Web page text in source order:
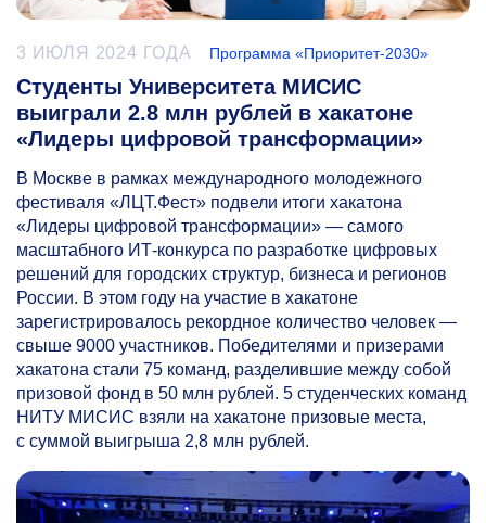
3 ИЮЛЯ 2024 ГОДА Программа «Приоритет-2030»
Студенты Университета МИСИС
выиграли 2.8 млн рублей в хакатоне
«Лидеры цифровой трансформации»
В Москве в рамках международного молодежного
фестиваля «ЛЦТ.Фест» подвели итоги хакатона
«Лидеры цифровой трансформации» — самого
масштабного ИТ-конкурса по разработке цифровых
решений для городских структур, бизнеса и регионов
России. В этом году на участие в хакатоне
зарегистрировалось рекордное количество человек —
свыше 9000 участников. Победителями и призерами
хакатона стали 75 команд, разделившие между собой
призовой фонд в 50 млн рублей. 5 студенческих команд
НИТУ МИСИС взяли на хакатоне призовые места,
с суммой выигрыша 2,8 млн рублей.